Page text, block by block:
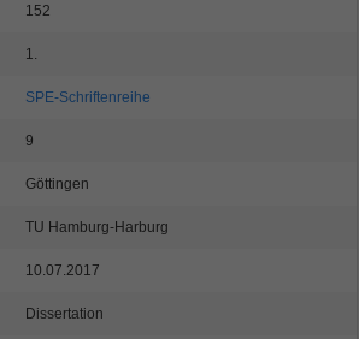
152
1.
SPE-Schriftenreihe
9
Göttingen
TU Hamburg-Harburg
10.07.2017
Dissertation